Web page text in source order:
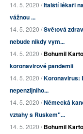
14. 5. 2020 /Italští lékaři
vážnou ...
14. 5. 2020 /Světová
nebude nikdy vym...
14. 5. 2020 /Bohumil
koronavirové pandemii
14. 5. 2020 /Koronavirus:
nepenzijního...
14. 5. 2020 /Německá
vztahy s Ruskem"...
14. 5. 2020 /Bohumil